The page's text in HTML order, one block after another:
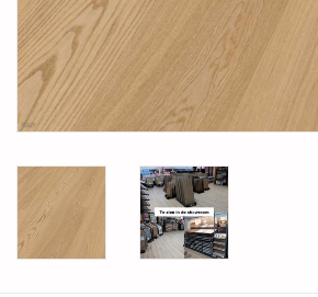
Merken